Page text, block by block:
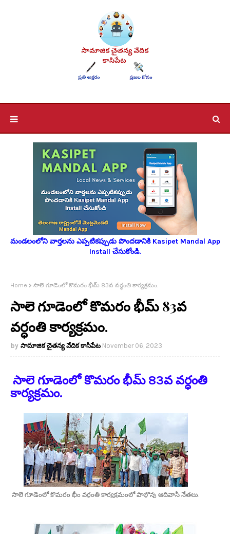
మండలంలోని వార్తలను ఎప్పటికప్పుడు పొందడానికి Kasipet Mandal App
Install చేసుకోండి.
Home సాలె గూడెంలో కొమరం భీమ్ 83వ వర్ధంతి కార్యక్రమం.
సాలె గూడెంలో కొమరం భీమ్ 83వ
వర్ధంతి కార్యక్రమం.
సామాజిక చైతన్య వేదిక కాసిపేట November 06, 2023
సాలె గూడెంలో కొమరం భీమ్ 83వ వర్ధంతి
కార్యక్రమం.
సాలె గూడెంలో కొమరం భీం వర్ధంతి కార్యక్రమంలో పాల్గొన్న ఆదివాసి నేతలు.